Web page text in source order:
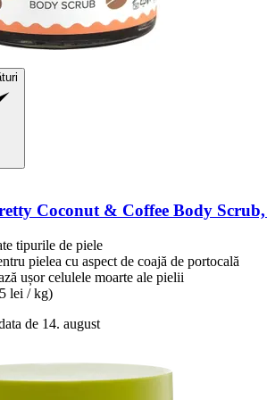
Coconut & Coffee Body
tipurile de piele
pielea cu aspect de coajă de portocală
ușor celulele moarte ale pielii
lei / kg)
de 14. august